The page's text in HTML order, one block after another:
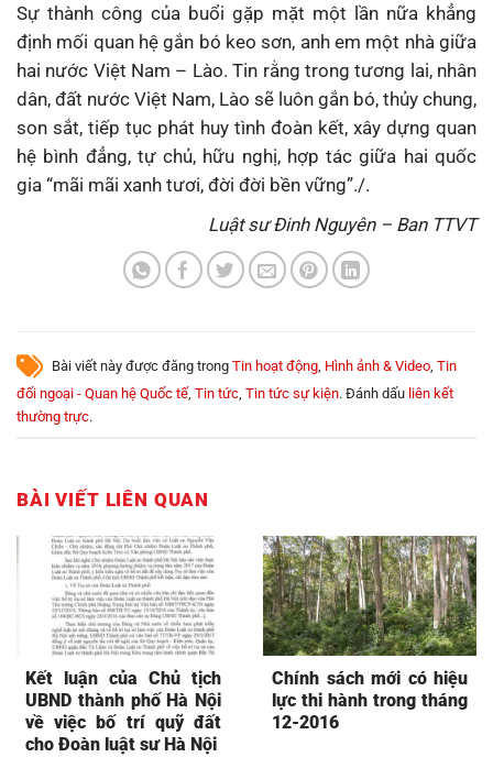
Sự thành công của buổi gặp mặt một lần nữa khẳng
định mối quan hệ gắn bó keo sơn, anh em một nhà giữa
hai nước Việt Nam – Lào. Tin rằng trong tương lai, nhân
dân, đất nước Việt Nam, Lào sẽ luôn gắn bó, thủy chung,
son sắt, tiếp tục phát huy tình đoàn kết, xây dựng quan
hệ bình đẳng, tự chủ, hữu nghị, hợp tác giữa hai quốc
gia “mãi mãi xanh tươi, đời đời bền vững”./.
Luật sư Đinh Nguyên – Ban TTVT
Bài viết này được đăng trong Tin hoạt động Hình ảnh & Video Tin
đối ngoại - Quan hệ Quốc tế Tin tức Tin tức sự kiện. Đánh dấu liên kết
thường trực.
BÀI VIẾT LIÊN QUAN
Kết luận của Chủ tịch
UBND thành phố Hà Nội
về việc bố trí quỹ đất
cho Đoàn luật sư Hà Nội
Chính sách mới có hiệu
lực thi hành trong tháng
12-2016